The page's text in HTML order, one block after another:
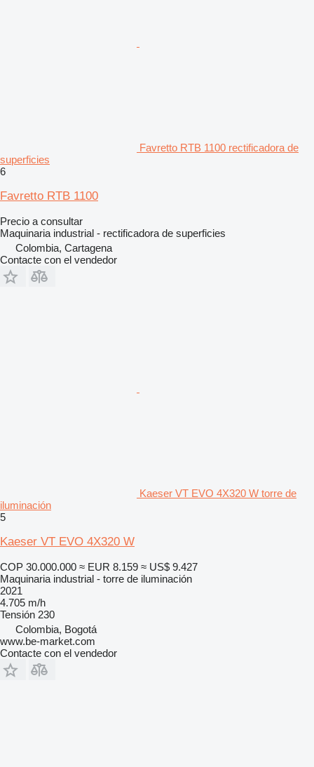
Favretto RTB 1100 rectificadora de
superficies
6
Favretto RTB 1100
Precio a consultar
Maquinaria industrial - rectificadora de superficies
Colombia, Cartagena
Contacte con el vendedor
Kaeser VT EVO 4X320 W torre de
iluminación
5
Kaeser VT EVO 4X320 W
COP 30.000.000 ≈ EUR 8.159 ≈ US$ 9.427
Maquinaria industrial - torre de iluminación
2021
4.705 m/h
Tensión 230
Colombia, Bogotá
www.be-market.com
Contacte con el vendedor